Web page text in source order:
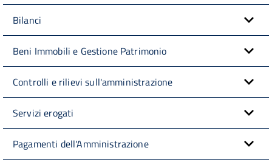
Bilanci
Beni Immobili e Gestione Patrimonio
Controlli e rilievi sull'amministrazione
Servizi erogati
Pagamenti dell'Amministrazione